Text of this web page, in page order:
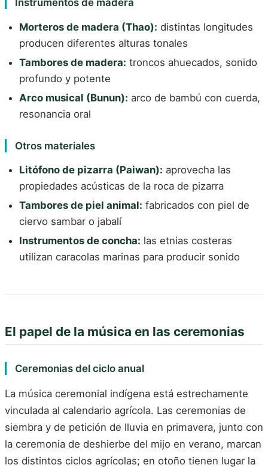
Instrumentos de madera
Morteros de madera (Thao): distintas longitudes
producen diferentes alturas tonales
Tambores de madera: troncos ahuecados, sonido
profundo y potente
Arco musical (Bunun): arco de bambú con cuerda,
resonancia oral
Otros materiales
Litófono de pizarra (Paiwan): aprovecha las
propiedades acústicas de la roca de pizarra
Tambores de piel animal: fabricados con piel de
ciervo sambar o jabalí
Instrumentos de concha: las etnias costeras
utilizan caracolas marinas para producir sonido
El papel de la música en las ceremonias
Ceremonias del ciclo anual
La música ceremonial indígena está estrechamente
vinculada al calendario agrícola. Las ceremonias de
siembra y de petición de lluvia en primavera, junto con
la ceremonia de deshierbe del mijo en verano, marcan
los distintos ciclos agrícolas; en otoño tienen lugar la